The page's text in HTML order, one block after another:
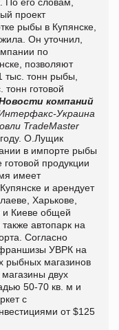
проект
рыбы в Купянске,
Он уточнил,
по
позволяют
тыс. тонн рыбы,
готовой
компаний
Украина
TradeMaster
О.Лущик
в импорте рыбы
продукции
имеет
и арендует
Харькове,
и Киеве общей
автопарк на
Согласно
УВРК на
рыбных магазинов
двух
50-70 кв. м и
с
от $125